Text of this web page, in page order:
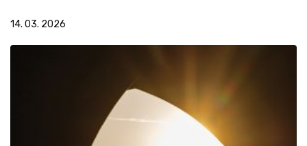
14. 03. 2026